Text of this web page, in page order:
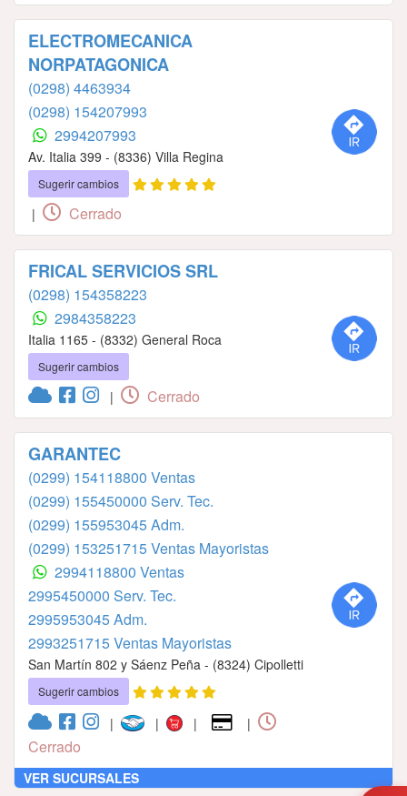
ELECTROMECANICA
NORPATAGONICA
(0298) 4463934
(0298) 154207993
2994207993
Av. Italia 399 - (8336) Villa Regina
Sugerir cambios
| Cerrado
FRICAL SERVICIOS SRL
(0298) 154358223
2984358223
Italia 1165 - (8332) General Roca
Sugerir cambios
| Cerrado
GARANTEC
(0299) 154118800 Ventas
(0299) 155450000 Serv. Tec.
(0299) 155953045 Adm.
(0299) 153251715 Ventas Mayoristas
2994118800 Ventas
2995450000 Serv. Tec.
2995953045 Adm.
2993251715 Ventas Mayoristas
San Martín 802 y Sáenz Peña - (8324) Cipolletti
Sugerir cambios
| | | |
Cerrado
VER SUCURSALES